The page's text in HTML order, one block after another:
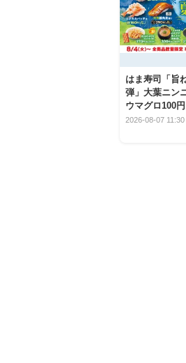
はま寿司「旨
弾」大葉ニン
ウマグロ100
2026-08-07 11:30